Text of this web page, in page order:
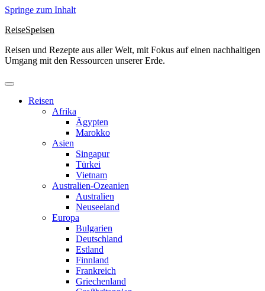
Springe zum Inhalt
ReiseSpeisen
Reisen und Rezepte aus aller Welt, mit Fokus auf einen nachhaltigen
Umgang mit den Ressourcen unserer Erde.
Reisen
Afrika
Ägypten
Marokko
Asien
Singapur
Türkei
Vietnam
Australien-Ozeanien
Australien
Neuseeland
Europa
Bulgarien
Deutschland
Estland
Finnland
Frankreich
Griechenland